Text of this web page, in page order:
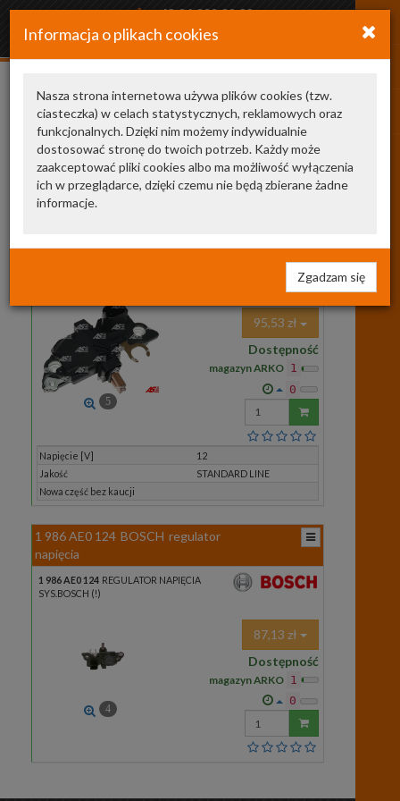
+48 34 366 20 20
arkozamowienia@gmail.com
Informacja o plikach cookies
Nasza strona internetowa używa plików cookies (tzw.
ciasteczka) w celach statystycznych, reklamowych oraz
funkcjonalnych. Dzięki nim możemy indywidualnie
dostosować stronę do twoich potrzeb. Każdy może
zaakceptować pliki cookies albo ma możliwość wyłączenia
ich w przeglądarce, dzięki czemu nie będą zbierane żadne
informacje.
Zgadzam się
A0031545306
producent jest cena
Zamienniki TecDoc
5
95,53 zł
Dostępność
magazyn ARKO 1
0
Wprowadź
ilość
Napięcie [V]
12
Jakość
STANDARD LINE
Nowa część bez kaucji
1 986 AE0 124 BOSCH regulator
napięcia
1 986 AE0 124 REGULATOR NAPIĘCIA
SYS.BOSCH (!)
4
87,13 zł
Dostępność
magazyn ARKO 1
0
Wprowadź
ilość